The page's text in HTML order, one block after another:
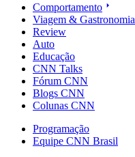
Comportamento
Viagem & Gastronomia
Review
Auto
Educação
CNN Talks
Fórum CNN
Blogs CNN
Colunas CNN
Programação
Equipe CNN Brasil